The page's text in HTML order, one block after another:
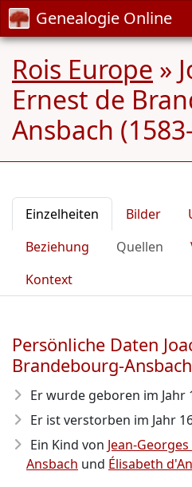
Genealogie Online
Rois Europe »
Ernest de
Ansbach
Einzelheiten Bilder
Beziehung
Quellen
Kontext
Persönliche Daten
Brandebourg-Ansbach
Er wurde geboren im Jahr
Er ist verstorben im Jahr
Ein Kind von Jean-
Ansbach und Élisabeth